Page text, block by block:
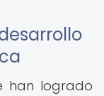
han logrado